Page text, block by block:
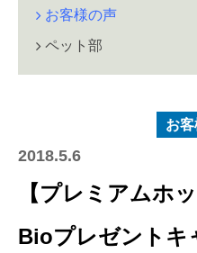
お客様の声
ペット部
お
2018.5.6
【プレミアムホ
Bioプレゼントキ